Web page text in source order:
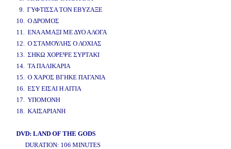
9. ΓΥΦΤΙΣΣΑ ΤΟΝ ΕΒΥΖΑΞΕ
10. Ο ΔΡΟΜΟΣ
11. ΕΝΑ ΑΜΑΞΙ ΜΕ ΔΥΟ ΑΛΟΓΑ
12. Ο ΣΤΑΜΟΥΛΗΣ Ο ΛΟΧΙΑΣ
13. ΣΗΚΩ ΧΟΡΕΨΕ ΣΥΡΤΑΚΙ
14. ΤΑ ΠΑΛΙΚΑΡΙΑ
15. Ο ΧΑΡΟΣ ΒΓΗΚΕ ΠΑΓΑΝΙΑ
16. ΕΣΥ ΕΙΣΑΙ Η ΑΙΤΙΑ
17. ΥΠΟΜΟΝΗ
18. ΚΑΙΣΑΡΙΑΝΗ
DVD: LAND OF THE GODS
DURATION: 106 MINUTES